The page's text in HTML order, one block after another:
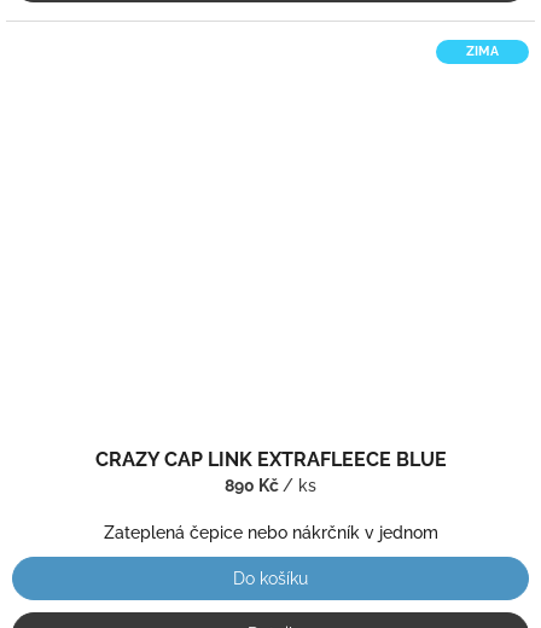
ZIMA
CRAZY CAP LINK EXTRAFLEECE BLUE
890 Kč / ks
Zateplená čepice nebo nákrčník v jednom
Do košíku